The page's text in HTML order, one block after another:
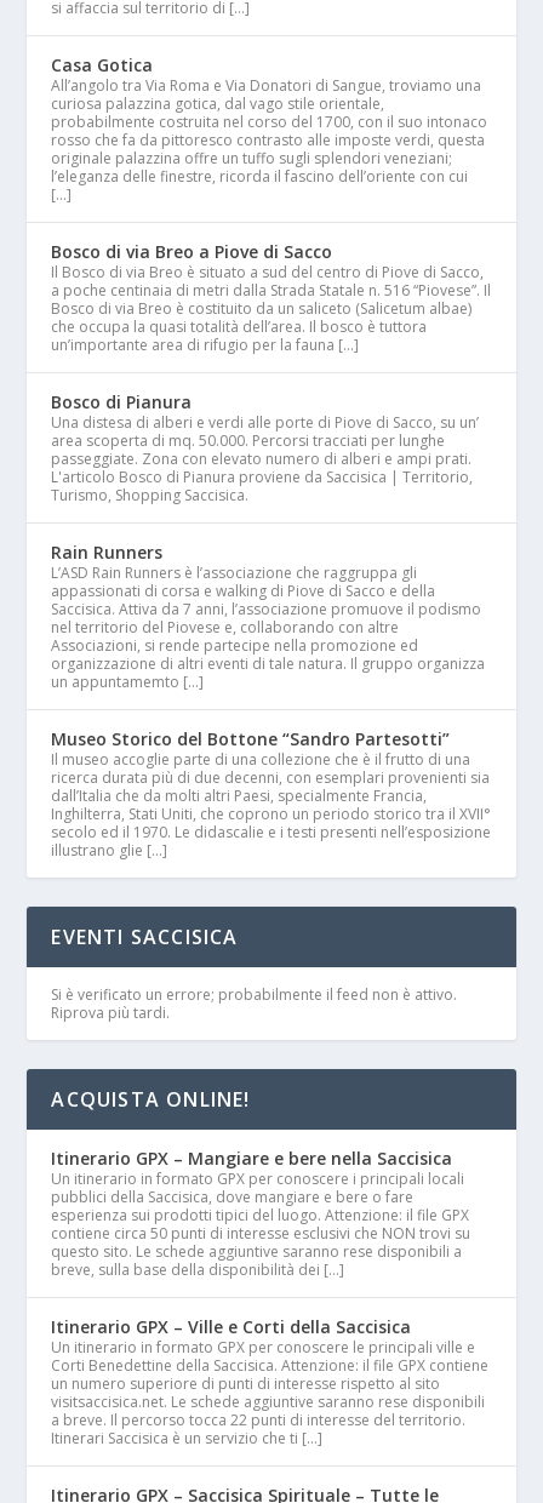
si affaccia sul territorio di […]
Casa Gotica
All’angolo tra Via Roma e Via Donatori di Sangue, troviamo una
curiosa palazzina gotica, dal vago stile orientale,
probabilmente costruita nel corso del 1700, con il suo intonaco
rosso che fa da pittoresco contrasto alle imposte verdi, questa
originale palazzina offre un tuffo sugli splendori veneziani;
l’eleganza delle finestre, ricorda il fascino dell’oriente con cui
[…]
Bosco di via Breo a Piove di Sacco
Il Bosco di via Breo è situato a sud del centro di Piove di Sacco,
a poche centinaia di metri dalla Strada Statale n. 516 “Piovese”. Il
Bosco di via Breo è costituito da un saliceto (Salicetum albae)
che occupa la quasi totalità dell’area. Il bosco è tuttora
un’importante area di rifugio per la fauna […]
Bosco di Pianura
Una distesa di alberi e verdi alle porte di Piove di Sacco, su un’
area scoperta di mq. 50.000. Percorsi tracciati per lunghe
passeggiate. Zona con elevato numero di alberi e ampi prati.
L'articolo Bosco di Pianura proviene da Saccisica | Territorio,
Turismo, Shopping Saccisica.
Rain Runners
L’ASD Rain Runners è l’associazione che raggruppa gli
appassionati di corsa e walking di Piove di Sacco e della
Saccisica. Attiva da 7 anni, l’associazione promuove il podismo
nel territorio del Piovese e, collaborando con altre
Associazioni, si rende partecipe nella promozione ed
organizzazione di altri eventi di tale natura. Il gruppo organizza
un appuntamemto […]
Museo Storico del Bottone “Sandro Partesotti”
Il museo accoglie parte di una collezione che è il frutto di una
ricerca durata più di due decenni, con esemplari provenienti sia
dall’Italia che da molti altri Paesi, specialmente Francia,
Inghilterra, Stati Uniti, che coprono un periodo storico tra il XVII°
secolo ed il 1970. Le didascalie e i testi presenti nell’esposizione
illustrano glie […]
EVENTI SACCISICA
Si è verificato un errore; probabilmente il feed non è attivo.
Riprova più tardi.
ACQUISTA ONLINE!
Itinerario GPX – Mangiare e bere nella Saccisica
Un itinerario in formato GPX per conoscere i principali locali
pubblici della Saccisica, dove mangiare e bere o fare
esperienza sui prodotti tipici del luogo. Attenzione: il file GPX
contiene circa 50 punti di interesse esclusivi che NON trovi su
questo sito. Le schede aggiuntive saranno rese disponibili a
breve, sulla base della disponibilità dei […]
Itinerario GPX – Ville e Corti della Saccisica
Un itinerario in formato GPX per conoscere le principali ville e
Corti Benedettine della Saccisica. Attenzione: il file GPX contiene
un numero superiore di punti di interesse rispetto al sito
visitsaccisica.net. Le schede aggiuntive saranno rese disponibili
a breve. Il percorso tocca 22 punti di interesse del territorio.
Itinerari Saccisica è un servizio che ti […]
Itinerario GPX – Saccisica Spirituale – Tutte le